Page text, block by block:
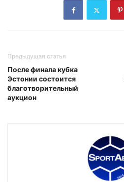
Предыдущая статья
После финала кубка
Эстонии состоится
благотворительный
аукцион